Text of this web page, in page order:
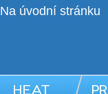
Na úvodní stránku